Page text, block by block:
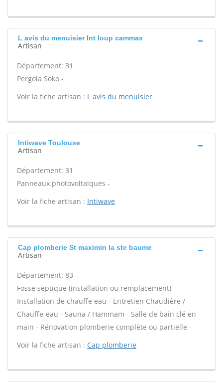
L avis du menuisier Int loup cammas
Artisan
Département: 31
Pergola Soko -
Voir la fiche artisan : L avis du menuisier
Intiwave Toulouse
Artisan
Département: 31
Panneaux photovoltaïques -
Voir la fiche artisan : Intiwave
Cap plomberie St maximin la ste baume
Artisan
Département: 83
Fosse septique (installation ou remplacement) -
Installation de chauffe eau - Entretien Chaudière /
Chauffe-eau - Sauna / Hammam - Salle de bain clé en
main - Rénovation plomberie complète ou partielle -
Voir la fiche artisan : Cap plomberie